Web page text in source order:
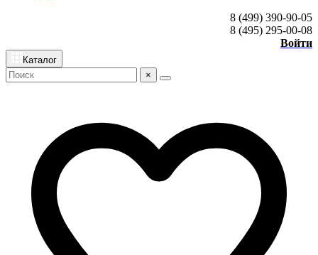
8 (499) 390-90-05
8 (495) 295-00-08
Войти
Каталог
×